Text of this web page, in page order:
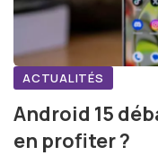
ACTUALITÉS
Android 15
en profiter ?